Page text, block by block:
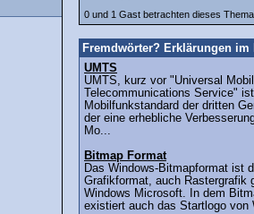
0 und 1 Gast betrachten dieses Thema.
Fremdwörter? Erklärungen im
UMTS
UMTS, kurz vor "Universal
Telecommunications Service"
Mobilfunkstandard der dritten
der eine erhebliche
Mo...
Bitmap Format
Das Windows-Bitmapformat ist
Grafikformat, auch Rastergrafik
Windows Microsoft. In dem
existiert auch das Startlogo von